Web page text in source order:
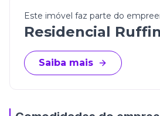
Este imóvel faz parte do
Residencial
Saiba mais